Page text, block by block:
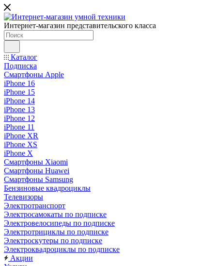
Интернет-магазин представительского класса
Каталог
Подписка
Смартфоны Apple
iPhone 16
iPhone 15
iPhone 14
iPhone 13
iPhone 12
iPhone 11
iPhone XR
iPhone XS
iPhone X
Смартфоны Xiaomi
Смартфоны Huawei
Смартфоны Samsung
Бензиновые квадроциклы
Телевизоры
Электротранспорт
Электросамокаты по подписке
Электровелосипеды по подписке
Электротрициклы по подписке
Электроскутеры по подписке
Электроквадроциклы по подписке
Акции